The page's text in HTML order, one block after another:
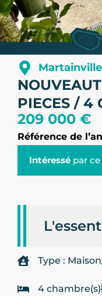
PIECES / 4
209 000 €
Référence de
Intéressé par
Type :
4 chambre(s)